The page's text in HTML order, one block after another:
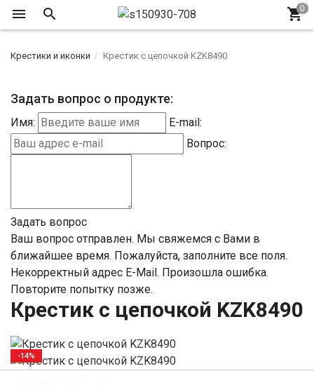
Крестики и иконки Крестик с цепочкой KZK8490
Задать вопрос о продукте:
Имя:
E-mail:
Вопрос:
Задать вопрос
Ваш вопрос отправлен. Мы свяжемся с Вами в
ближайшее время. Пожалуйста, заполните все поля.
Некорректный адрес E-Mail. Произошла ошибка.
Повторите попытку позже.
Крестик с цепочкой KZK8490
-14%